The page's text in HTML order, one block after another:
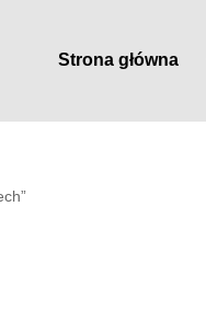
Strona główna